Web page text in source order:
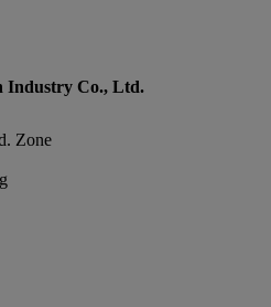
Industry Co., Ltd.
Zone